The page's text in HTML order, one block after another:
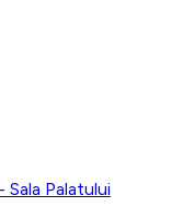
Palatului